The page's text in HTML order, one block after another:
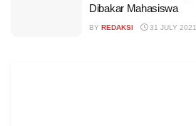
Dibakar Mahasiswa
BY REDAKSI 31 JULY 2021